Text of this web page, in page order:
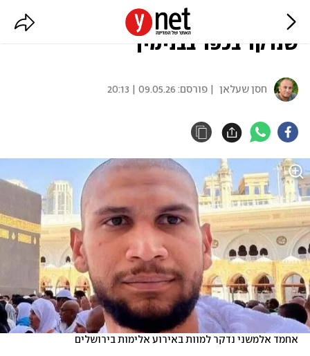
מת מפצעיו תושב מזרח ירושלים
שנדקר בכפר בבנימין
חסן שעלאן | פורסם: 09.05.26 | 20:13
אחמד אלמשני נדקר למוות באירוע אלימות בירושלים